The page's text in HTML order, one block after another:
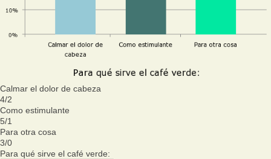
Calmar el dolor de cabeza
4/2
Como estimulante
5/1
Para otra cosa
3/0
Para qué sirve el café verde: